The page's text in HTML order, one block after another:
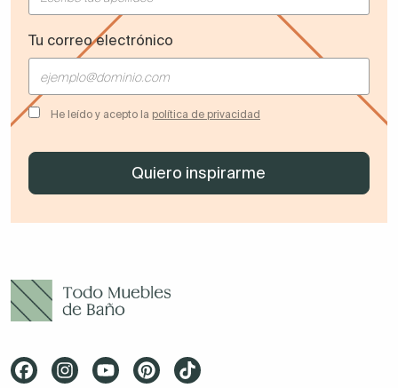
Tu correo electrónico
He leído y acepto la política de privacidad